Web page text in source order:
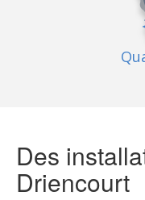
Des
Driencourt